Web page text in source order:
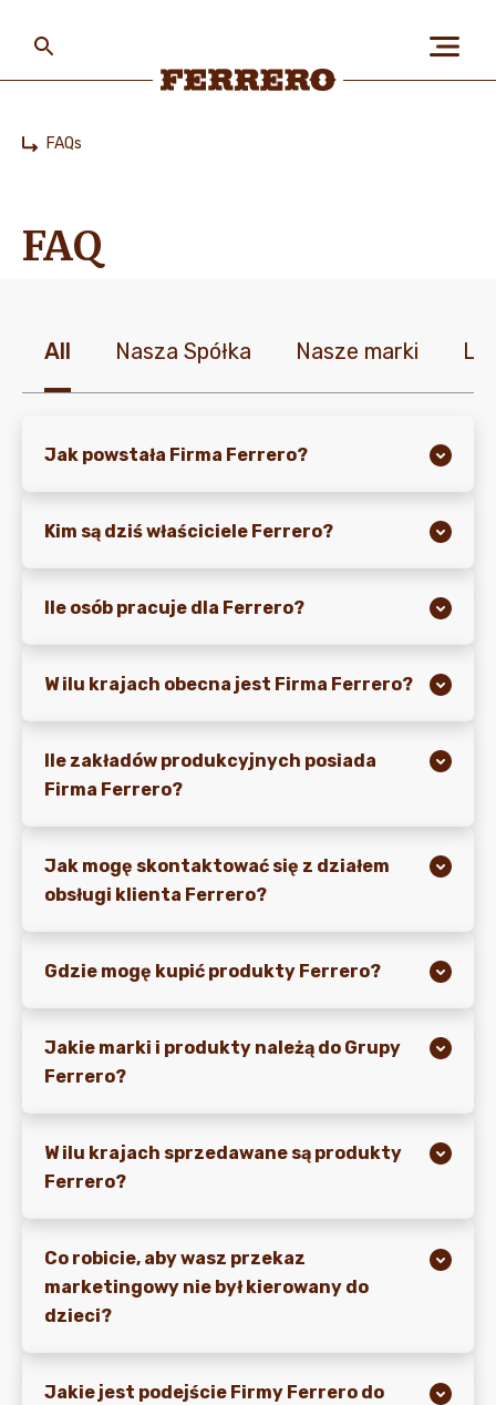
LUDZIE I PLANETA
NASZE MARKI I PRODUKTY
PRACA W FERRERO
AKTUALNOŚCI I MEDIA
main
content
FAQs
FAQ
All Nasza Spółka Nasze marki
Jak powstała Firma Ferrero?
Kim są dziś właściciele Ferrero?
Ile osób pracuje dla Ferrero?
W ilu krajach obecna jest Firma Ferrero?
Ile zakładów produkcyjnych posiada
Firma Ferrero?
Jak mogę skontaktować się z działem
obsługi klienta Ferrero?
Gdzie mogę kupić produkty Ferrero?
Jakie marki i produkty należą do Grupy
Ferrero?
W ilu krajach sprzedawane są produkty
Ferrero?
Co robicie, aby wasz przekaz
marketingowy nie był kierowany do
dzieci?
Jakie jest podejście Firmy Ferrero do